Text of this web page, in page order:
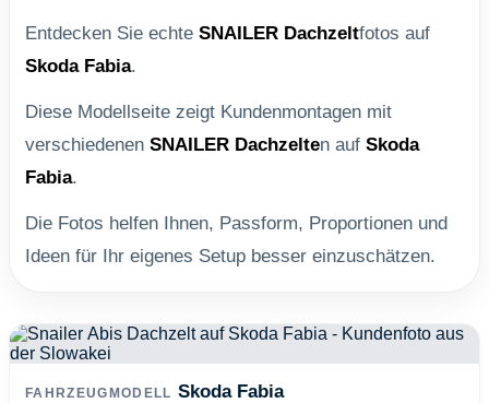
Entdecken Sie echte SNAILER Dachzeltfotos auf
Skoda Fabia.
Diese Modellseite zeigt Kundenmontagen mit
verschiedenen SNAILER Dachzelten auf Skoda
Fabia.
Die Fotos helfen Ihnen, Passform, Proportionen und
Ideen für Ihr eigenes Setup besser einzuschätzen.
FAHRZEUGMODELL Skoda Fabia